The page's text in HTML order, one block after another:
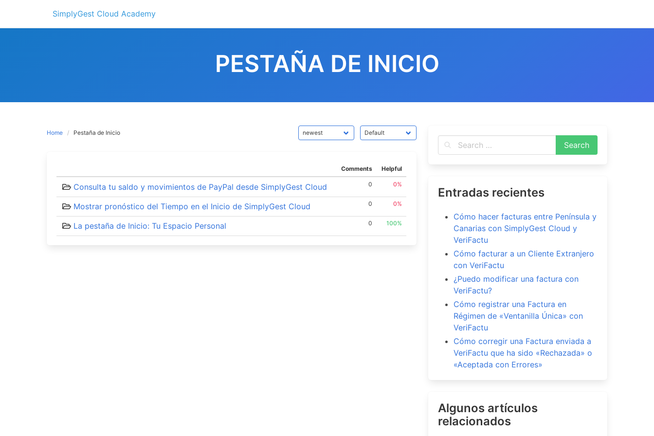
content
SimplyGest Cloud Academy
PESTAÑA DE INICIO
Home Pestaña de Inicio
Comments Helpful
Consulta tu saldo y movimientos de PayPal desde SimplyGest Cloud 0 0%
Mostrar pronóstico del Tiempo en el Inicio de SimplyGest Cloud 0 0%
La pestaña de Inicio: Tu Espacio Personal 0 100%
Entradas recientes
Cómo hacer facturas entre Península y
Canarias con SimplyGest Cloud y
VeriFactu
Cómo facturar a un Cliente Extranjero
con VeriFactu
¿Puedo modificar una factura con
VeriFactu?
Cómo registrar una Factura en
Régimen de «Ventanilla Única» con
VeriFactu
Cómo corregir una Factura enviada a
VeriFactu que ha sido «Rechazada» o
«Aceptada con Errores»
Algunos artículos
relacionados